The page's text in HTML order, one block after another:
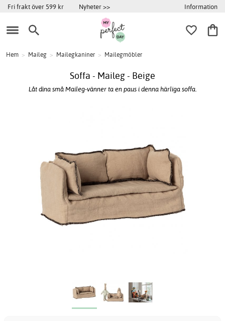
Fri frakt över 599 kr Nyheter >> Information
Hem > Maileg > Mailegkaniner > Mailegmöbler
Soffa - Maileg - Beige
Låt dina små Maileg-vänner ta en paus i denna härliga soffa.